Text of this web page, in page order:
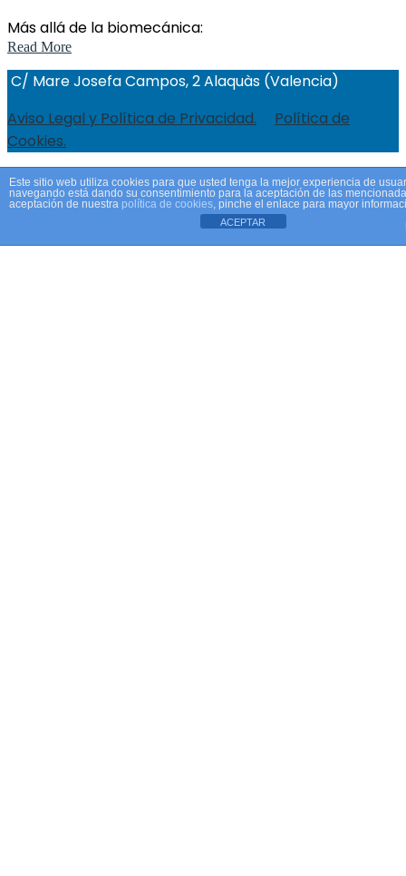
Más allá de la biomecánica:
Read More
C/ Mare Josefa Campos, 2 Alaquàs (Valencia)
Aviso Legal y Política de Privacidad.
Política de
Cookies.
Este sitio web utiliza cookies para que usted tenga la mejor experiencia de
navegando está dando su consentimiento para la aceptación de las
aceptación de nuestra política de cookies, pinche el enlace para mayor
ACEPTAR